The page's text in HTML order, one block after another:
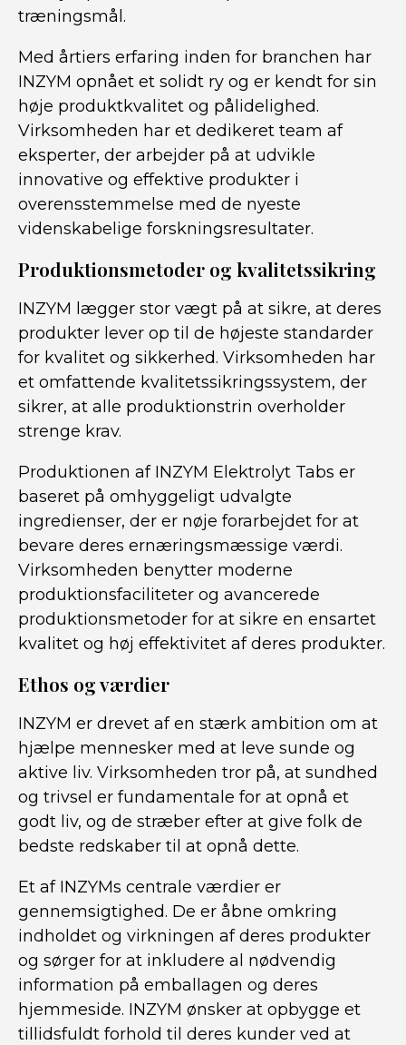
træningsmål.
Med årtiers erfaring inden for branchen har
INZYM opnået et solidt ry og er kendt for sin
høje produktkvalitet og pålidelighed.
Virksomheden har et dedikeret team af
eksperter, der arbejder på at udvikle
innovative og effektive produkter i
overensstemmelse med de nyeste
videnskabelige forskningsresultater.
Produktionsmetoder og kvalitetssikring
INZYM lægger stor vægt på at sikre, at deres
produkter lever op til de højeste standarder
for kvalitet og sikkerhed. Virksomheden har
et omfattende kvalitetssikringssystem, der
sikrer, at alle produktionstrin overholder
strenge krav.
Produktionen af INZYM Elektrolyt Tabs er
baseret på omhyggeligt udvalgte
ingredienser, der er nøje forarbejdet for at
bevare deres ernæringsmæssige værdi.
Virksomheden benytter moderne
produktionsfaciliteter og avancerede
produktionsmetoder for at sikre en ensartet
kvalitet og høj effektivitet af deres produkter.
Ethos og værdier
INZYM er drevet af en stærk ambition om at
hjælpe mennesker med at leve sunde og
aktive liv. Virksomheden tror på, at sundhed
og trivsel er fundamentale for at opnå et
godt liv, og de stræber efter at give folk de
bedste redskaber til at opnå dette.
Et af INZYMs centrale værdier er
gennemsigtighed. De er åbne omkring
indholdet og virkningen af deres produkter
og sørger for at inkludere al nødvendig
information på emballagen og deres
hjemmeside. INZYM ønsker at opbygge et
tillidsfuldt forhold til deres kunder ved at